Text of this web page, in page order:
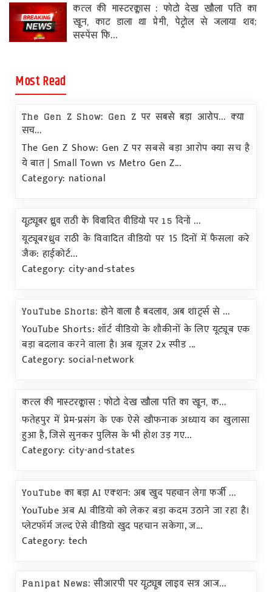
कत्ल की मास्टरक्लास : फोटो देख खौला पति का
खून, काट डाला था प्रेमी, पेट्रोल से जलाया शव;
सस्पेंस फि...
Most Read
The Gen Z Show: Gen Z पर सबसे बड़ा आरोप... क्या
सच...
The Gen Z Show: Gen Z पर सबसे बड़ा आरोप क्या सच है
ये बात | Small Town vs Metro Gen Z...
Category: national
यूट्यूबर ध्रुव राठी के विवादित वीडियो पर 15 दिनों ...
यूट्यूबरध्रुव राठी के विवादित वीडियो पर 15 दिनों में फैसला करे
जैक: हाईकोर्ट...
Category: city-and-states
YouTube Shorts: होने वाला है बदलाव, अब शॉर्ट्स से ...
YouTube Shorts: शॉर्ट वीडियो के शौकीनों के लिए यूट्यूब एक
बड़ा बदलाव करने वाला है। अब यूजर 2x स्पीड ...
Category: social-network
कत्ल की मास्टरक्लास : फोटो देख खौला पति का खून, क...
फतेहपुर में प्रेम-प्रसंग के एक ऐसे खौफनाक अध्याय का खुलासा
हुआ है, जिसे सुनकर पुलिस के भी होश उड़ गए...
Category: city-and-states
YouTube का बड़ा AI एक्शन: अब खुद पहचान लेगा फर्जी ...
YouTube अब AI वीडियो को लेकर बड़ा कदम उठाने जा रहा है।
प्लेटफॉर्म जल्द ऐसे वीडियो खुद पहचान सकेगा, ज...
Category: tech
Panipat News: सीआरपी पर यूट्यूब लाइव सत्र आज...